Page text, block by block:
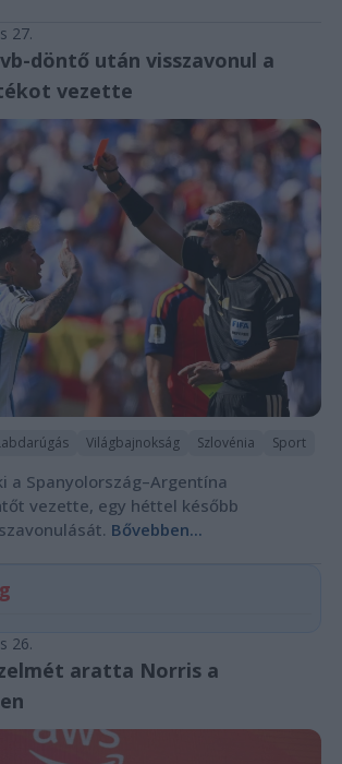
27.
döntő után visszavonul a
vezette
Világbajnokság Szlovénia Sport
a Spanyolország–Argentína
vezette, egy héttel később
Bővebben...
26.
aratta Norris a